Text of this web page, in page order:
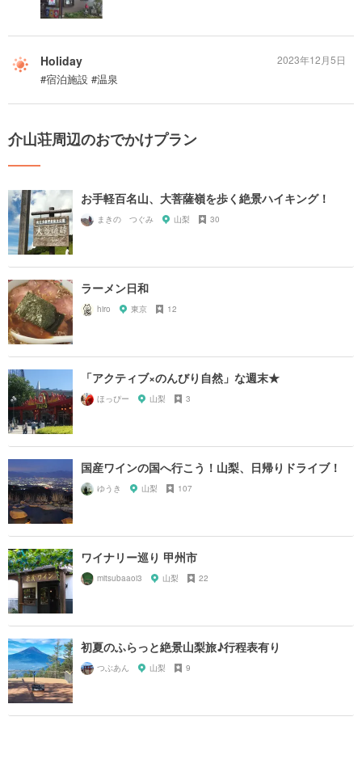
Holiday
#宿泊施設 #温泉
2023年12月5日
介山荘周辺のおでかけプラン
お手軽百名山、大菩薩嶺を歩く絶景ハイキング！
まきの つぐみ 山梨 30
ラーメン日和
hiro 東京 12
「アクティブ×のんびり自然」な週末★
ほっぴー 山梨 3
国産ワインの国へ行こう！山梨、日帰りドライブ！
ゆうき 山梨 107
ワイナリー巡り 甲州市
mitsubaaoi3 山梨 22
初夏のふらっと絶景山梨旅♪行程表有り
つぶあん 山梨 9